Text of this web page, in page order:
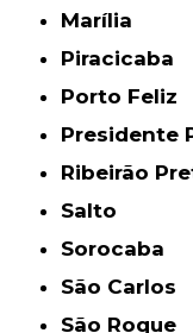
Marília
Piracicaba
Porto Feliz
Presidente
Ribeirão
Salto
Sorocaba
São Carlos
São Roque